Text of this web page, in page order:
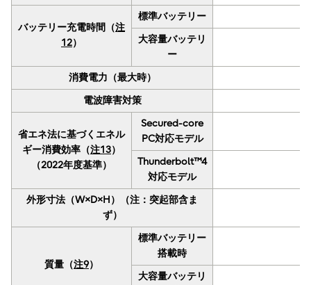
バッテリー充電時間（注
12）
標準バッテリー
大容量バッテリ
ー
消費電力（最大時）
電波障害対策
省エネ法に基づくエネル
ギー消費効率（注13）
（2022年度基準）
Secured-core
PC対応モデル
Thunderbolt™4
対応モデル
外形寸法（W×D×H）（注：突起部含ま
ず）
質量（注9）
標準バッテリー
搭載時
大容量バッテリ